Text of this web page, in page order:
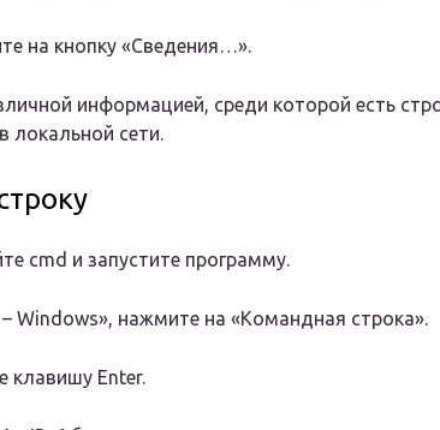
на кнопку «Сведения…».
информацией, среди которой есть
локальной сети.
cmd и запустите программу.
Windows», нажмите на «Командная строка».
клавишу Enter.